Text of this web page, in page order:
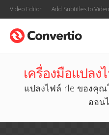
Video Editor Add Subtitles to Video
เครื่องมือแปลง
แปลงไฟล์ rle ของคุณ
ออน